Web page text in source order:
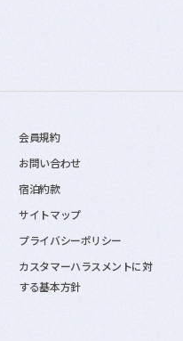
会員規約
お問い合わせ
宿泊約款
サイトマップ
プライバシーポリシー
カスタマーハラスメントに対
する基本方針